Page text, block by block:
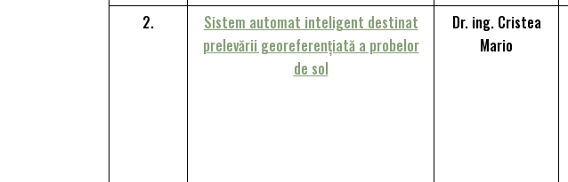
2.
Sistem automat inteligent destinat
prelevării georeferenţiată a probelor
de sol
Dr. ing. Cristea
Mario